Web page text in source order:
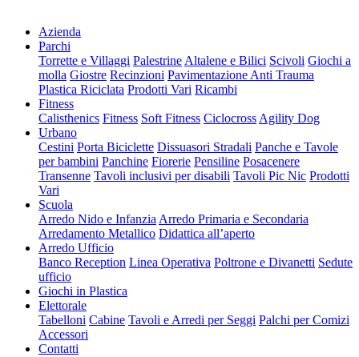
Azienda
Parchi
Torrette e Villaggi Palestrine Altalene e Bilici Scivoli Giochi a
molla Giostre Recinzioni Pavimentazione Anti Trauma
Plastica Riciclata Prodotti Vari Ricambi
Fitness
Calisthenics Fitness Soft Fitness Ciclocross Agility Dog
Urbano
Cestini Porta Biciclette Dissuasori Stradali Panche e Tavole
per bambini Panchine Fiorerie Pensiline Posacenere
Transenne Tavoli inclusivi per disabili Tavoli Pic Nic Prodotti
Vari
Scuola
Arredo Nido e Infanzia Arredo Primaria e Secondaria
Arredamento Metallico Didattica all’aperto
Arredo Ufficio
Banco Reception Linea Operativa Poltrone e Divanetti Sedute
ufficio
Giochi in Plastica
Elettorale
Tabelloni Cabine Tavoli e Arredi per Seggi Palchi per Comizi
Accessori
Contatti